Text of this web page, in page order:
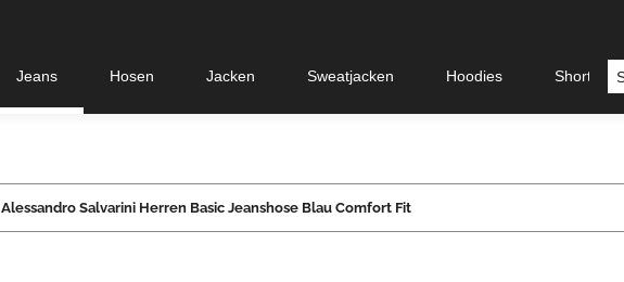
Jeans Hosen Jacken Sweatjacken Hoodies Shorts &
Alessandro Salvarini Herren Basic Jeanshose Blau Comfort Fit